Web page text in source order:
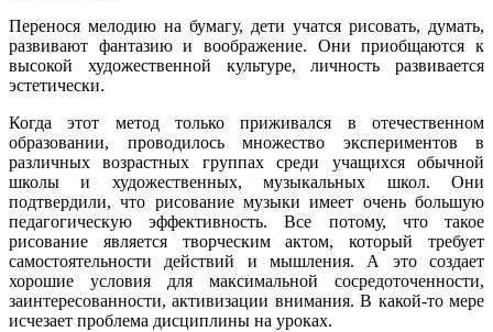
Перенося мелодию на бумагу, дети учатся рисовать, думать,
развивают фантазию и воображение. Они приобщаются к
высокой художественной культуре, личность развивается
эстетически.
Когда этот метод только приживался в отечественном
образовании, проводилось множество экспериментов в
различных возрастных группах среди учащихся обычной
школы и художественных, музыкальных школ. Они
подтвердили, что рисование музыки имеет очень большую
педагогическую эффективность. Все потому, что такое
рисование является творческим актом, который требует
самостоятельности действий и мышления. А это создает
хорошие условия для максимальной сосредоточенности,
заинтересованности, активизации внимания. В какой-то мере
исчезает проблема дисциплины на уроках.